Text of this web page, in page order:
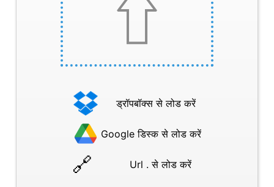
ड्रॉपबॉक्स से लोड करें
Google डिस्क से लोड करें
Url . से लोड करें